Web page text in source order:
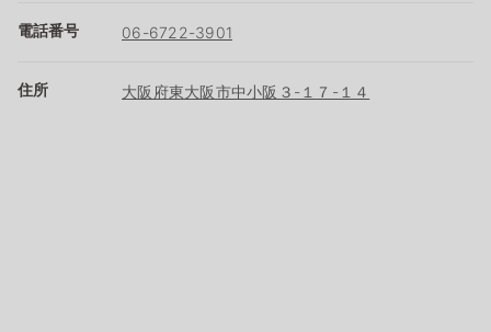
電話番号 06-6722-3901
住所 大阪府東大阪市中小阪３-１７-１４